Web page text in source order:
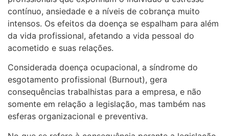
contínuo, ansiedade e a níveis de cobrança muito
intensos. Os efeitos da doença se espalham para além
da vida profissional, afetando a vida pessoal do
acometido e suas relações.
Considerada doença ocupacional, a síndrome do
esgotamento profissional (Burnout), gera
consequências trabalhistas para a empresa, e não
somente em relação a legislação, mas também nas
esferas organizacional e preventiva.